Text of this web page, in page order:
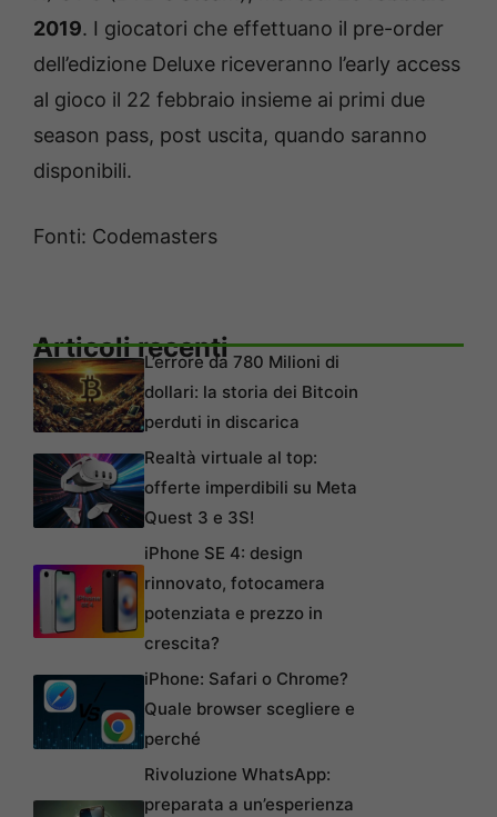
2019. I giocatori che effettuano il pre-order
dell’edizione Deluxe riceveranno l’early access
al gioco il 22 febbraio insieme ai primi due
season pass, post uscita, quando saranno
disponibili.
Fonti: Codemasters
Articoli recentiL’errore da 780 Milioni di
dollari: la storia dei Bitcoin
perduti in discarica
Realtà virtuale al top:
offerte imperdibili su Meta
Quest 3 e 3S!
iPhone SE 4: design
rinnovato, fotocamera
potenziata e prezzo in
crescita?
iPhone: Safari o Chrome?
Quale browser scegliere e
perché
Rivoluzione WhatsApp:
preparata a un’esperienza